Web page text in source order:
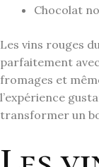
Chocolat
Les vins rouges
parfaitement
fromages et
l’expérience
transformer un